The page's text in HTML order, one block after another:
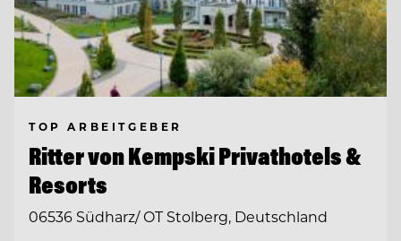
TOP ARBEITGEBER
Ritter von Kempski Privathotels &
Resorts
06536 Südharz/ OT Stolberg, Deutschland